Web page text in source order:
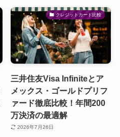
クレジットカード比較
三井住友Visa Infiniteとア
メックス・ゴールドプリフ
ァード徹底比較！年間200
万決済の最適解
2026年7月26日